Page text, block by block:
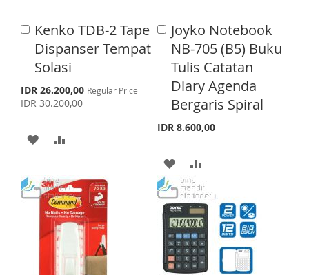
S
H
L
I
S
M
P
A
R
H
L
I
S
T
P
A
R
E
Kenko TDB-2 Tape
Dispanser Tempat
Solasi
S
p
e
i
c
IDR 26.200,00 Regular Price
IDR 30.200,00
A
d
t
C
a
tA
D
T
O
D
T
Joyko Notebook
NB-705 (B5) Buku
Tulis Catatan
Diary Agenda
Bergaris Spiral
IDR 8.600,00
A
d
d
t
o
C
a
t
A
D
D
T
O
D
D
T
O